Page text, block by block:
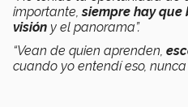
importante,siempre hay
visión y el panorama”.
“Vean de quien aprenden,
cuando yo entendí eso,